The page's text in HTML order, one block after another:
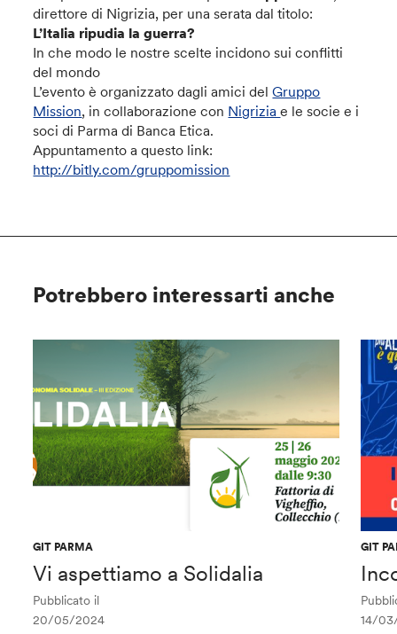
direttore di Nigrizia, per una serata dal titolo:
L’Italia ripudia la guerra?
In che modo le nostre scelte incidono sui conflitti
del mondo
L’evento è organizzato dagli amici delGruppo
Mission, in collaborazione con Nigriziae le socie e i
soci di Parma di Banca Etica.
Appuntamento a questo link:
http://bitly.com/gruppomission
Potrebbero interessarti anche
GIT PARMA
Vi aspettiamo a Solidalia
Pubblicato il
20/05/2024
GIT
14/